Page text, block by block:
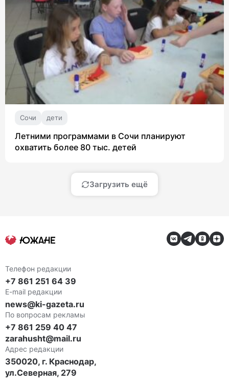
Сочи дети
Летними программами в Сочи планируют
охватить более 80 тыс. детей
Загрузить ещё
Телефон редакции
+7 861 251 64 39
E-mail редакции
news@ki-gazeta.ru
По вопросам рекламы
+7 861 259 40 47
zarahusht@mail.ru
Адрес редакции
350020, г. Краснодар,
ул.Северная, 279